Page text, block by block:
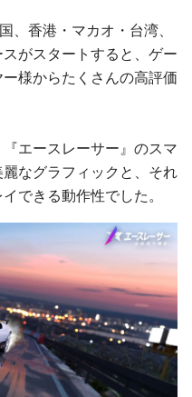
、香港・マカオ・台湾、
がスタートすると、ゲー
様からたくさんの高評価
エースレーサー』のスマ
なグラフィックと、それ
できる動作性でした。